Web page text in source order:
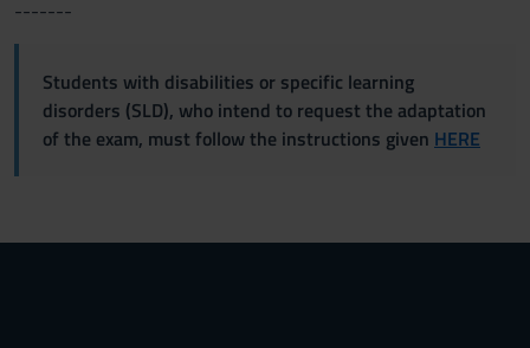
-------
Students with disabilities or specific learning
disorders (SLD), who intend to request the adaptation
of the exam, must follow the instructions given HERE